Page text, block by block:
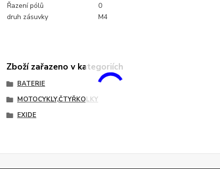
Řazení pólů
0
druh zásuvky
M4
Zboží zařazeno v kategoriích
BATERIE
MOTOCYKLY,ČTYŘKOLKY
EXIDE